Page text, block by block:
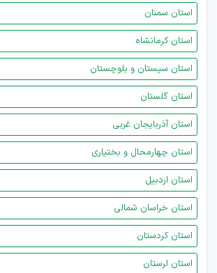
استان سمنان
استان کرمانشاه
استان سیستان و بلوچستان
استان گلستان
استان آذربایجان غربی
استان چهارمحال و بختیاری
استان اردبیل
استان خراسان شمالی
استان کردستان
استان لرستان